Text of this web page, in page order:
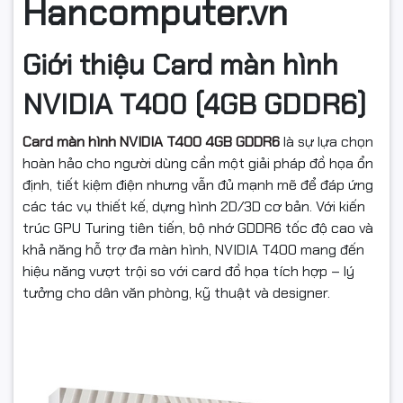
Hancomputer.vn
Giới thiệu Card màn hình
NVIDIA T400 (4GB GDDR6)
Card màn hình NVIDIA T400 4GB GDDR6là sự lựa chọn
hoàn hảo cho người dùng cần một giải pháp đồ họa ổn
định, tiết kiệm điện nhưng vẫn đủ mạnh mẽ để đáp ứng
các tác vụ thiết kế, dựng hình 2D/3D cơ bản. Với kiến
trúc GPU Turing tiên tiến, bộ nhớ GDDR6 tốc độ cao và
khả năng hỗ trợ đa màn hình, NVIDIA T400 mang đến
hiệu năng vượt trội so với card đồ họa tích hợp – lý
tưởng cho dân văn phòng, kỹ thuật và designer.